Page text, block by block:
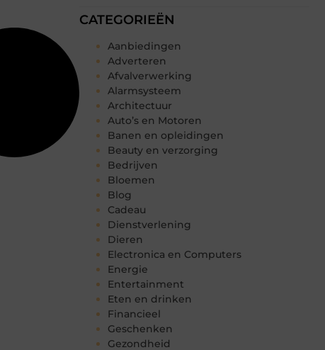
CATEGORIEËN
Aanbiedingen
Adverteren
Afvalverwerking
Alarmsysteem
Architectuur
Auto’s en Motoren
Banen en opleidingen
Beauty en verzorging
Bedrijven
Bloemen
Blog
Cadeau
Dienstverlening
Dieren
Electronica en Computers
Energie
Entertainment
Eten en drinken
Financieel
Geschenken
Gezondheid